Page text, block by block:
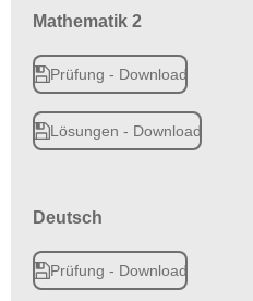
Mathematik 2
Prüfung - Download
Lösungen - Download
Deutsch
Prüfung - Download